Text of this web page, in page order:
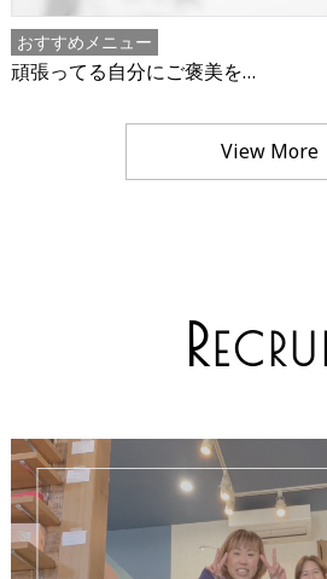
おすすめメニュー
頑張ってる自分にご褒美を…
View More
R